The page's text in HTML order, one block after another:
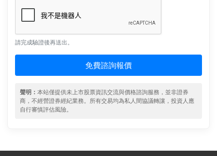
請完成驗證後再送出。
免費諮詢報價
聲明： 本站僅提供未上市股票資訊交流與價格諮詢服務，並非證券
商，不經營證券經紀業務。所有交易均為私人間協議轉讓，投資人應
自行審慎評估風險。